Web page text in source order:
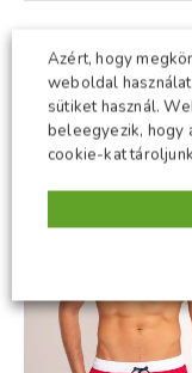
KAPCSOLÓDÓ
ÚJ
Azért, hogy
weboldal
sütiket használ.
beleegyezik, hogy
cookie-kat